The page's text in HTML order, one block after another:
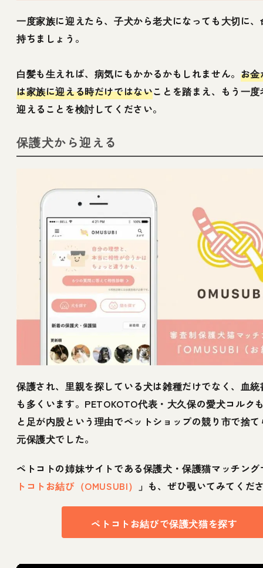
一度家族に迎えたら、子犬から老犬になっても大切に
持ちましょう。
白髪も生えれば、病気にもかかるかもしれません。 お金
は家族に迎える時だけではないことを踏まえ、もう一
迎えることを検討してください。
保護犬から迎える
保護され、里親を探している犬は雑種だけでなく、血
も多くいます。PETOKOTO代表・大久保の愛犬コルク
と足が内股という理由でペットショップの競り市で捨
元保護犬でした。
ペトコトの姉妹サイトである保護犬・保護猫マッチン
トコトお結び（OMUSUBI）
」も、ぜひ覗いてみてくだ
ペトコトお結びで保護犬猫を探す